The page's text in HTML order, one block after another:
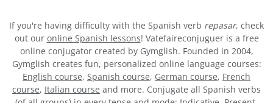
If you're having difficulty with the Spanish verb repasar, check
out our online Spanish lessons! Vatefaireconjuguer is a free
online conjugator created by Gymglish. Founded in 2004,
Gymglish creates fun, personalized online language courses:
English course, Spanish course, German course, French
course, Italian course and more. Conjugate all Spanish verbs